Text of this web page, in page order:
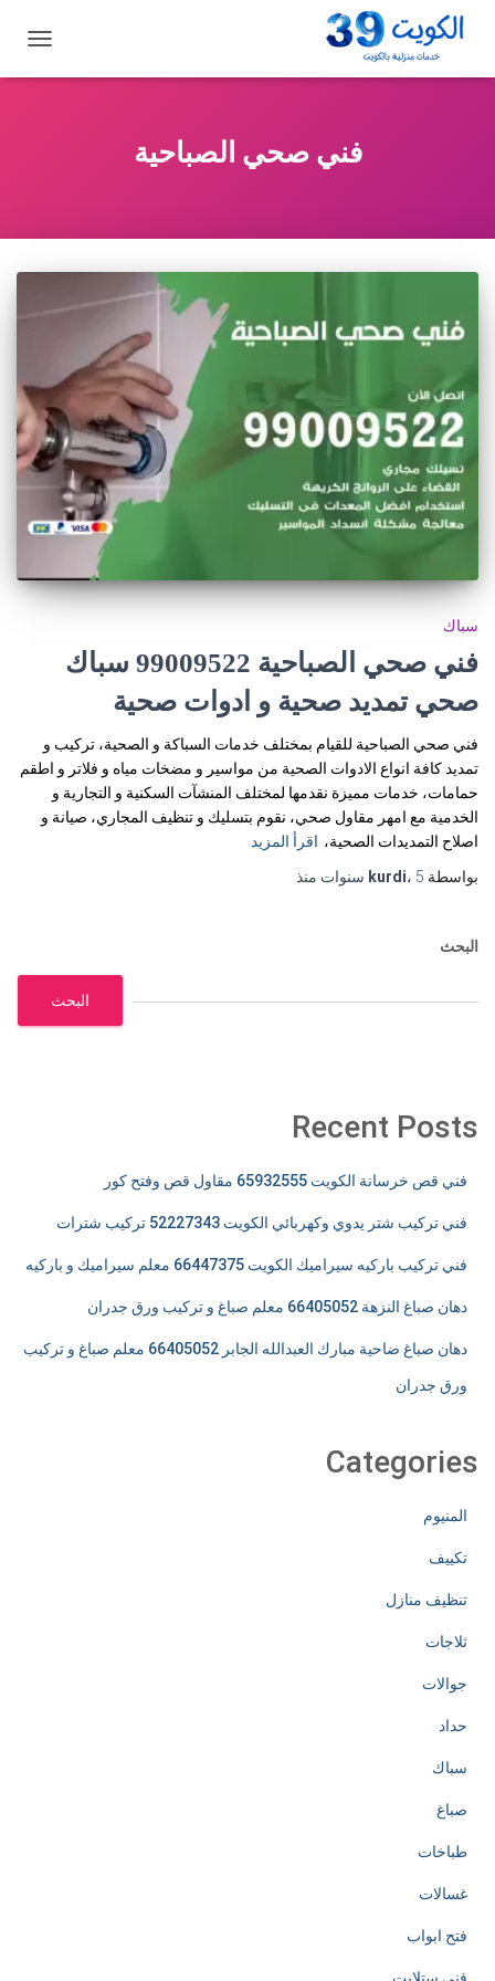
التنقل
فني صحي الصباحية
سباك
فني صحي الصباحية 99009522 سباك
صحي تمديد صحية و ادوات صحية
فني صحي الصباحية للقيام بمختلف خدمات السباكة و الصحية، تركيب و
تمديد كافة انواع الادوات الصحية من مواسير و مضخات مياه و فلاتر و اطقم
حمامات، خدمات مميزة نقدمها لمختلف المنشآت السكنية و التجارية و
الخدمية مع امهر مقاول صحي، نقوم بتسليك و تنظيف المجاري، صيانة و
اصلاح التمديدات الصحية، اقرأ المزيد
بواسطة
kurdi، 5 سنوات منذ
البحث
البحث
Recent Posts
فني قص خرسانة الكويت 65932555 مقاول قص وفتح كور
فني تركيب شتر يدوي وكهربائي الكويت 52227343 تركيب شترات
فني تركيب باركيه سيراميك الكويت 66447375 معلم سيراميك و باركيه
دهان صباغ النزهة 66405052 معلم صباغ و تركيب ورق جدران
دهان صباغ ضاحية مبارك العبدالله الجابر 66405052 معلم صباغ و تركيب
ورق جدران
Categories
المنيوم
تكييف
تنظيف منازل
ثلاجات
جوالات
حداد
سباك
صباغ
طباخات
غسالات
فتح ابواب
فني ستلايت